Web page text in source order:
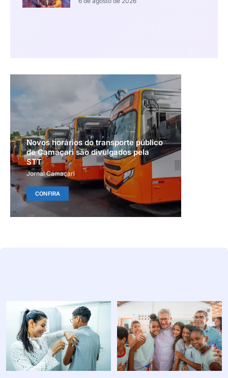
Novos horários do transporte público
de Camaçari são divulgados pela
STT
Jornal Camaçari
CONFIRA